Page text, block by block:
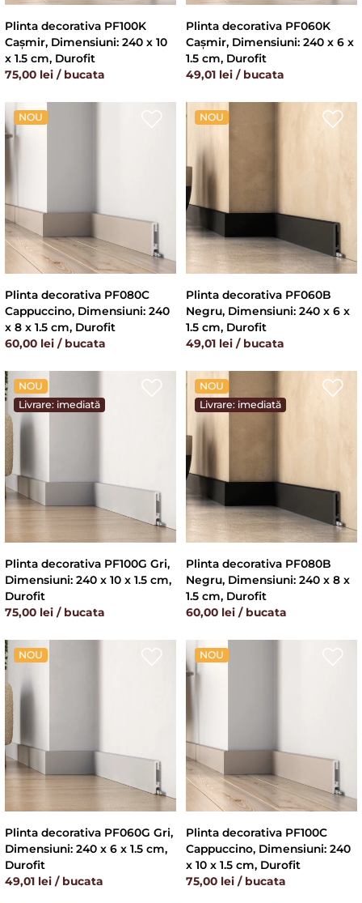
Plinta decorativa PF100K
Cașmir, Dimensiuni: 240 x 10
x 1.5 cm, Durofit
75,00 lei / bucata
Plinta decorativa PF060K
Cașmir, Dimensiuni: 240 x 6 x
1.5 cm, Durofit
49,01 lei / bucata
NOU
Plinta decorativa PF080C
Cappuccino, Dimensiuni: 240
x 8 x 1.5 cm, Durofit
60,00 lei / bucata
NOU
Plinta decorativa PF060B
Negru, Dimensiuni: 240 x 6 x
1.5 cm, Durofit
49,01 lei / bucata
NOU
Livrare: imediată
Plinta decorativa PF100G Gri,
Dimensiuni: 240 x 10 x 1.5 cm,
Durofit
75,00 lei / bucata
NOU
Livrare: imediată
Plinta decorativa PF080B
Negru, Dimensiuni: 240 x 8 x
1.5 cm, Durofit
60,00 lei / bucata
NOU
Plinta decorativa PF060G Gri,
Dimensiuni: 240 x 6 x 1.5 cm,
Durofit
49,01 lei / bucata
NOU
Plinta decorativa PF100C
Cappuccino, Dimensiuni: 240
x 10 x 1.5 cm, Durofit
75,00 lei / bucata